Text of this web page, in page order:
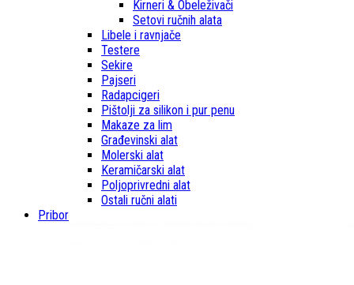
Kirneri & Obeleživači
Setovi ručnih alata
Libele i ravnjače
Testere
Sekire
Pajseri
Radapcigeri
Pištolji za silikon i pur penu
Makaze za lim
Građevinski alat
Molerski alat
Keramičarski alat
Poljoprivredni alat
Ostali ručni alati
Pribor